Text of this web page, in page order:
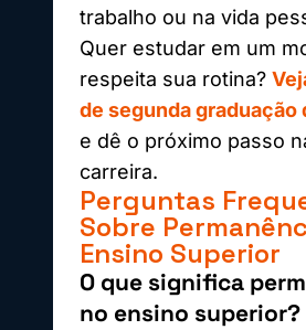
trabalho ou na vida
Quer estudar em um
respeita sua rotina?
de segunda graduação
e dê o próximo passo
carreira.
Perguntas
Sobre
Ensino Superior
O que significa
no ensino superior?